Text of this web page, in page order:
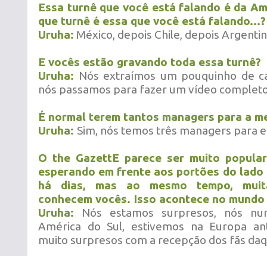
Essa turnê que você está falando é da
que turnê é essa que você está falando...?
Uruha: México, depois Chile, depois
E vocês estão gravando toda essa turnê?
Uruha: Nós extraímos um pouquinho de
nós passamos para fazer um vídeo
É normal terem tantos managers para a
Uruha: Sim, nós temos três managers para
O the GazettE parece ser muito
esperando em frente aos portões do
há dias, mas ao mesmo tempo,
conhecem vocês. Isso acontece no
Uruha: Nós estamos surpresos, nós
América do Sul, estivemos na Europa
muito surpresos com a recepção dos fãs